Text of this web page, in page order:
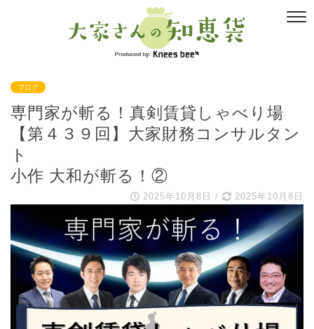
ブログ
専門家が斬る！真剣賃貸しゃべり場
【第４３９回】大家財務コンサルタン
ト
小作 大和が斬る！②
2025年10月8日 / 2025年10月8日